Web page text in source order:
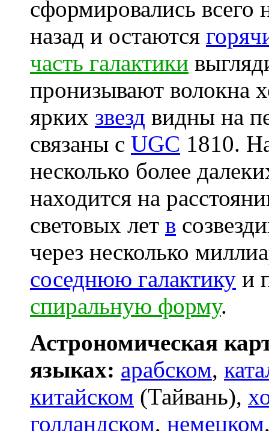
сформировались всего
назад и остаются
часть галактики
пронизывают волокна
ярких звезд видны на
связаны с UGC 1810.
несколько более
находится на
световых лет в
через несколько
соседнюю галактику и
спиральную форму.
Астрономическая
языках: арабском,
китайском (Тайвань),
голландском, немецком